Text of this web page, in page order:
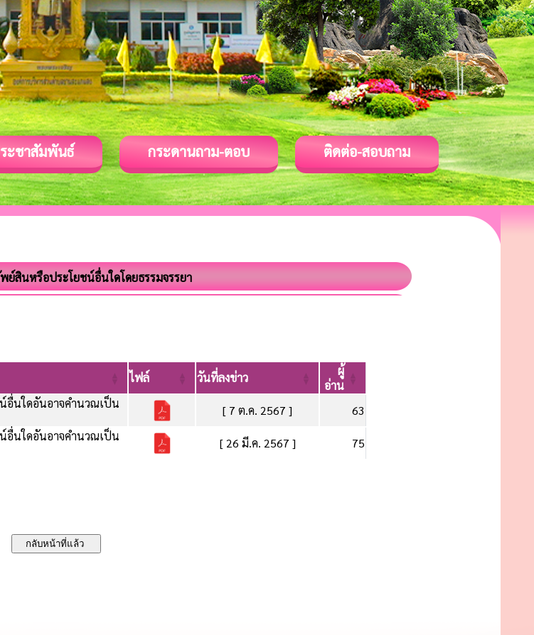
ะชาสัมพันธ์ กระดานถาม-ตอบ ติดต่อ-สอบถาม
ย์สินหรือประโยชน์อื่นใดโดยธรรมจรรยา
ไฟล์ วันที่ลงข่าว
ผู้
อ่าน
อื่นใดอันอาจคำนวณเป็น
[ 7 ต.ค. 2567 ] 63
อื่นใดอันอาจคำนวณเป็น
[ 26 มี.ค. 2567 ] 75